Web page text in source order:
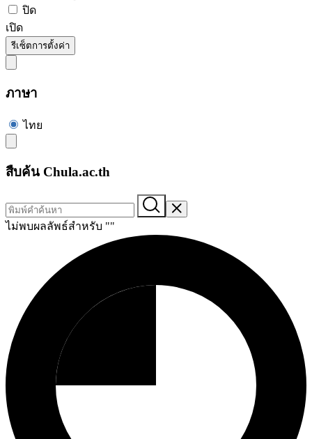
ปิด
เปิด
รีเซ็ตการตั้งค่า
ภาษา
ไทย
สืบค้น Chula.ac.th
ไม่พบผลลัพธ์สำหรับ ""